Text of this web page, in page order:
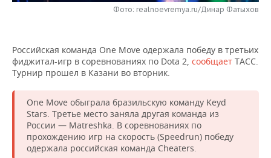
ЭНЕРГЕТИКА
ТЕЛЕКОММУНИКАЦИИ
НОВОСТИ МЕРОПРИЯТИЙ
БИЗНЕС-БРАНЧИ
ОТКРЫТАЯ ЛЕКЦИЯ
ФУТБОЛ
БАСКЕТБОЛ
ВОЛЕЙБОЛ
НОВОСТИ ОБЩЕСТВА
ИНФРАСТРУКТУРА
ИСТОРИЯ
ФОТОГАЛЕРЕЯ
СЮЖЕТЫ
СПРАВОЧНИК
СПИСОК ПЕРСОН
ПОЛНАЯ ВЕРСИЯ
Фото: realnoevremya.ru/Динар Фатыхов
Российская команда One Move одержала победу в третьих
фиджитал-игр в соревнованиях по Dota 2, сообщает ТАСС.
Турнир прошел в Казани во вторник.
One Move обыграла бразильскую команду Keyd
Stars. Третье место заняла другая команда из
России — Matreshka. В соревнованиях по
прохождению игр на скорость (Speedrun) победу
одержала российская команда Cheaters.